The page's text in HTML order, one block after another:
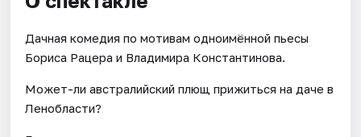
Дачная комедия по мотивам одноимённой пьесы
Бориса Рацера и Владимира Константинова.
Может-ли австралийский плющ прижиться на даче в
Ленобласти?